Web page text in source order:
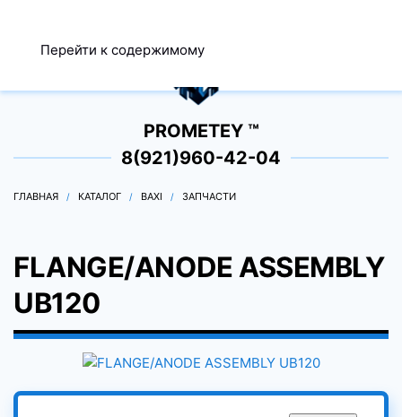
Перейти к содержимому
0
PROMETEY ™
8(921)960-42-04
ГЛАВНАЯ КАТАЛОГ BAXI ЗАПЧАСТИ
FLANGE/ANODE ASSEMBLY
UB120